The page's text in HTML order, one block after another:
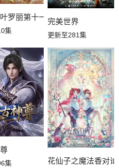
21集
第17集
15集 第14集
12集 第11集
09集 第08集
06集 第05集
罗丽第十一季（下）
集
完美世界
更新至281集
集 花仙子之魔法香对论